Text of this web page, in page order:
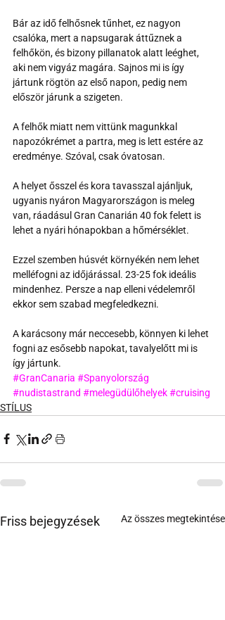
Bár az idő felhősnek tűnhet, ez nagyon
csalóka, mert a napsugarak áttűznek a
felhőkön, és bizony pillanatok alatt leéghet,
aki nem vigyáz magára. Sajnos mi is így
jártunk rögtön az első napon, pedig nem
először járunk a szigeten.
A felhők miatt nem vittünk magunkkal
napozókrémet a partra, meg is lett estére az
eredménye. Szóval, csak óvatosan.
A helyet ősszel és kora tavasszal ajánljuk,
ugyanis nyáron Magyarországon is meleg
van, ráadásul Gran Canarián 40 fok felett is
lehet a nyári hónapokban a hőmérséklet.
Ezzel szemben húsvét környékén nem lehet
melléfogni az időjárással. 23-25 fok ideális
mindenhez. Persze a nap elleni védelemről
ekkor sem szabad megfeledkezni.
A karácsony már neccesebb, könnyen ki lehet
fogni az esősebb napokat, tavalyelőtt mi is
így jártunk.
#GranCanaria #Spanyolország
#nudistastrand #melegüdülőhelyek#cruising
STÍLUS
Friss bejegyzések Az összes megtekintése